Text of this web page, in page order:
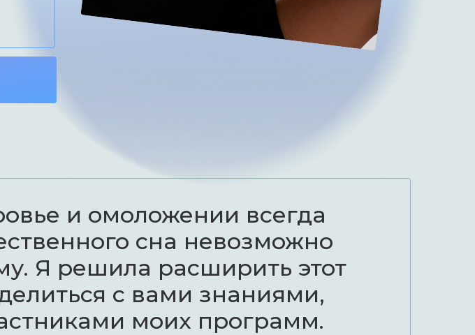
и омоложении всегда
сна невозможно
Я решила расширить этот
с вами знаниями,
моих программ.